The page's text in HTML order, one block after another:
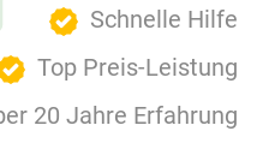
Schnelle Hilfe
Top Preis-Leistung
20 Jahre Erfahrung